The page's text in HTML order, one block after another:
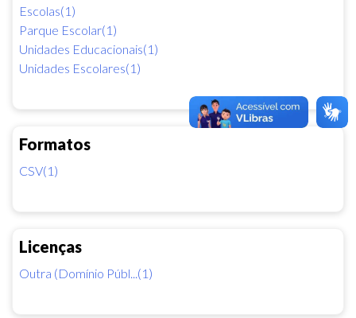
Escolas(1)
Parque Escolar(1)
Unidades Educacionais(1)
Unidades Escolares(1)
Formatos
CSV(1)
Licenças
Outra (Domínio Públ...(1)